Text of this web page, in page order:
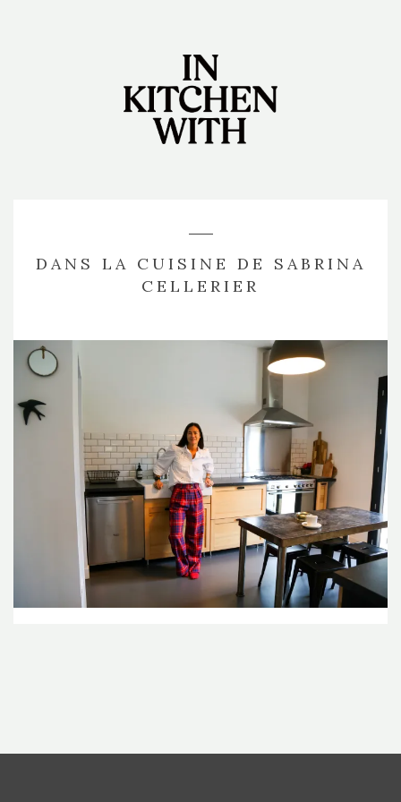
DANS LA CUISINE DE SABRINA
CELLERIER